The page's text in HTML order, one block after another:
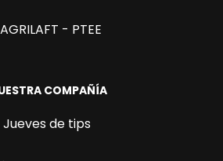
- PTEE
COMPAÑÍA
Jueves de tips